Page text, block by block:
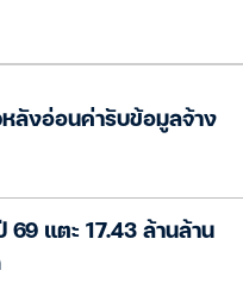
ลังอ่อนค่ารับข้อมูลจ้าง
แตะ 17.43 ล้านล้าน